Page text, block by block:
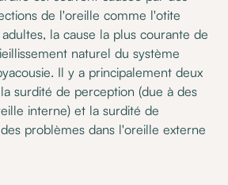
de l'oreille comme l'otite
la cause la plus courante de
naturel du système
Il y a principalement deux
surdité de perception (due à des
interne) et la surdité de
problèmes dans l'oreille externe